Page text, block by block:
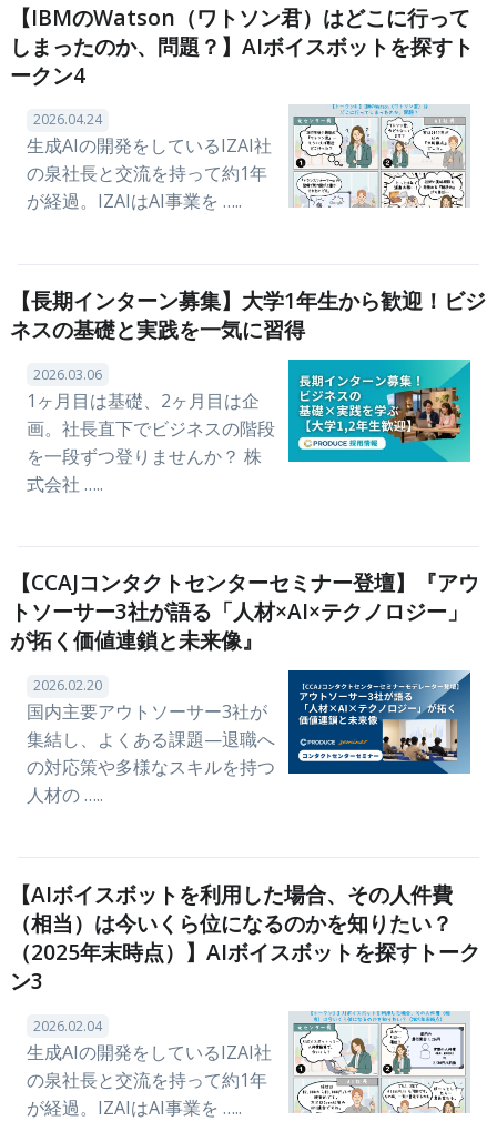
【IBMのWatson（ワトソン君）はどこに行って
しまったのか、問題？】AIボイスボットを探すト
ークン4
2026.04.24
生成AIの開発をしているIZAI社
の泉社長と交流を持って約1年
が経過。IZAIはAI事業を …..
【長期インターン募集】大学1年生から歓迎！ビジ
ネスの基礎と実践を一気に習得
2026.03.06
1ヶ月目は基礎、2ヶ月目は企
画。社長直下でビジネスの階段
を一段ずつ登りませんか？ 株
式会社 …..
【CCAJコンタクトセンターセミナー登壇】『アウ
トソーサー3社が語る「人材×AI×テクノロジー」
が拓く価値連鎖と未来像』
2026.02.20
国内主要アウトソーサー3社が
集結し、よくある課題—退職へ
の対応策や多様なスキルを持つ
人材の …..
【AIボイスボットを利用した場合、その人件費
（相当）は今いくら位になるのかを知りたい？
（2025年末時点）】AIボイスボットを探すトーク
ン3
2026.02.04
生成AIの開発をしているIZAI社
の泉社長と交流を持って約1年
が経過。IZAIはAI事業を …..